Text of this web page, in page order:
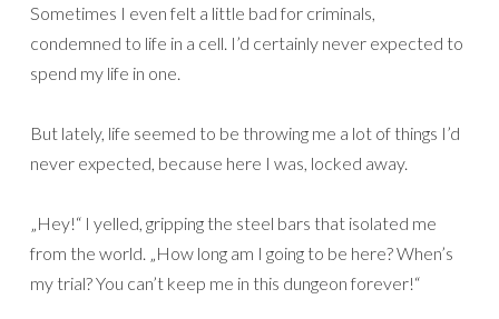
Sometimes I even felt a little bad for criminals,
condemned to life in a cell. I’d certainly never expected to
spend my life in one.
But lately, life seemed to be throwing me a lot of things I’d
never expected, because here I was, locked away.
„Hey!“ I yelled, gripping the steel bars that isolated me
from the world. „How long am I going to be here? When’s
my trial? You can’t keep me in this dungeon forever!“